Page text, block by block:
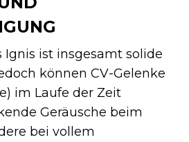
Ignis ist insgesamt solide
können CV-Gelenke
im Laufe der Zeit
Geräusche beim
bei vollem